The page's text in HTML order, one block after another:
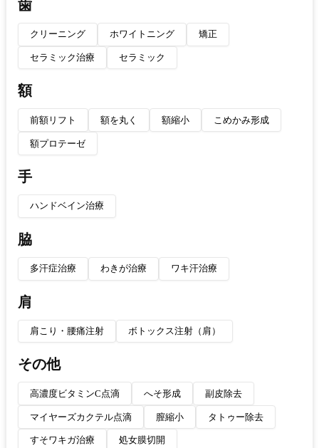
歯
クリーニング ホワイトニング 矯正
セラミック治療 セラミック
額
前額リフト 額を丸く 額縮小 こめかみ形成
額プロテーゼ
手
ハンドベイン治療
脇
多汗症治療 わきが治療 ワキ汗治療
肩
肩こり・腰痛注射 ボトックス注射（肩）
その他
高濃度ビタミンC点滴 へそ形成 副皮除去
マイヤーズカクテル点滴 膣縮小 タトゥー除去
すそワキガ治療 処女膜切開